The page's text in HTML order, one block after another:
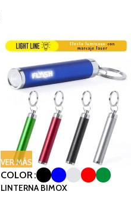
VER MÁS
COLOR
LINTERNA BIMOX